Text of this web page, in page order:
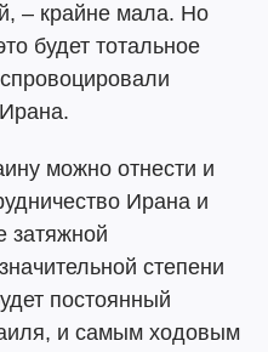
– крайне мала. Но
будет тотальное
можно отнести и
Ирана и
затяжной
степени
постоянный
и самым ходовым